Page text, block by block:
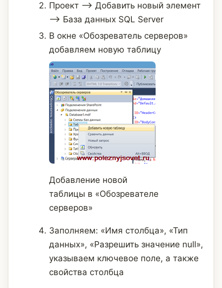
Проект —> Добавить новый элемент
—> База данных SQL Server
В окне «Обозреватель серверов»
добавляем новую таблицу
Добавление новой
таблицы в «Обозревателе
серверов»
Заполняем: «Имя столбца», «Тип
данных», «Разрешить значение null»,
указываем ключевое поле, а также
свойства столбца